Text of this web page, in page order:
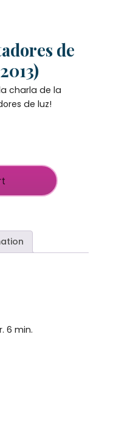
de
charla de la
de luz!
6 min.